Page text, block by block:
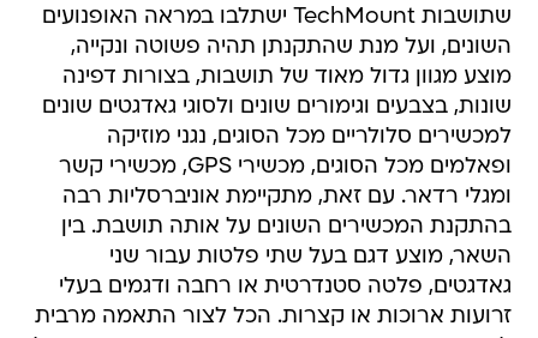
שתושבות TechMount ישתלבו במראה האופנועים
השונים, ועל מנת שהתקנתן תהיה פשוטה ונקייה,
מוצע מגוון גדול מאוד של תושבות, בצורות דפינה
שונות, בצבעים וגימורים שונים ולסוגי גאדגטים שונים
למכשירים סלולריים מכל הסוגים, נגני מוזיקה
ופאלמים מכל הסוגים, מכשירי GPS, מכשירי קשר
ומגלי רדאר. עם זאת, מתקיימת אוניברסליות רבה
בהתקנת המכשירים השונים על אותה תושבת. בין
השאר, מוצע דגם בעל שתי פלטות עבור שני
גאדגטים, פלטה סטנדרטית או רחבה ודגמים בעלי
זרועות ארוכות או קצרות. הכל לצור התאמה מרבית